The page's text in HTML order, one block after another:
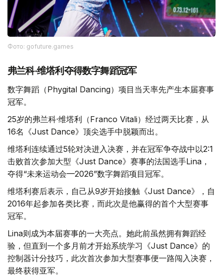
Фото: gofuture.games
弗兰科·维塔利夺得数字舞蹈冠军
数字舞蹈（Phygital Dancing）项目当天率先产生本届赛事
冠军。
25岁的弗兰科·维塔利（Franco Vitali）经过两天比赛，从
16名《Just Dance》顶尖选手中脱颖而出。
维塔利连续通过5轮对决进入决赛，并在冠军争夺战中以2:1
击败首次参加大型《Just Dance》赛事的法国选手Lina，
夺得“未来运动会—2026”数字舞蹈项目冠军。
维塔利赛后表示，自己从9岁开始接触《Just Dance》，自
2016年起参加各类比赛，而此次是他赢得的首个大型赛事
冠军。
Lina则成为本届赛事的一大亮点。她此前虽然拥有舞蹈经
验，但直到一个多月前才开始系统学习《Just Dance》的
控制器计分技巧，此次首次参加大型赛事便一路闯入决赛，
最终获得亚军。